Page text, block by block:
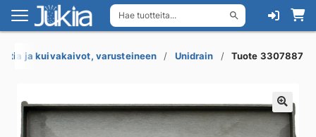
Hae tuotteita...
Siirry
navigointiin
Siirry
sisältöön
ja kuivakaivot, varusteineen Unidrain Tuote 3307887